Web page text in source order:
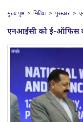
मुख्य पृष्ठ मिडिया पुरस्कार
एनआईसी को ई-ऑफिस